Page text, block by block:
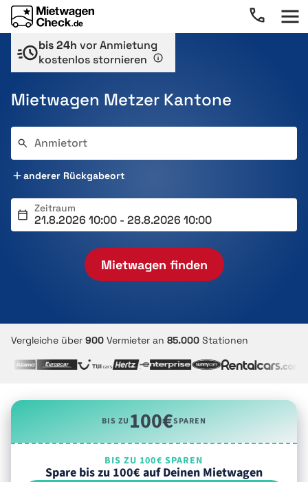
bis 24h vor Anmietung
kostenlos stornieren
Mietwagen Metzer Kantone
Anmietort
anderer Rückgabeort
Zeitraum
Mietwagen finden
Vergleiche über 900 Vermieter an 85.000 Stationen
BIS ZU100€SPAREN
BIS ZU 100€ SPAREN
Spare bis zu 100€ auf Deinen Mietwagen